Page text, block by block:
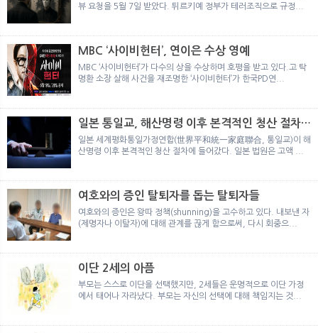
뷰 요청을 5월 7일 받았다. 튀르키예 정부가 테러조직으로 규정...
MBC ‘사이비헌터’, 연이은 수상 영예
MBC ‘사이비헌터’가 다수의 상을 수상하며 호평을 받고 있다.고 탁
명환 소장 살해 사건을 재조명한 ‘사이비헌터’가 한국PD연...
일본 통일교, 해산명령 이후 본격적인 청산 절차
돌입
일본 세계평화통일가정연합(世界平和統一家庭聯合, 통일교)이 해
산명령 이후 본격적인 청산 절차에 들어갔다. 일본 법원은 고액 ...
여호와의 증인 탈퇴자를 돕는 탈퇴자들
여호와의 증인은 왕따 정책(shunning)을 고수하고 있다. 내보낸 자
(제명자나 이탈자)에 대해 관계를 끊게 함으로써, 다시 회중으...
이단 2세의 아픔
부모는 스스로 이단을 선택했지만, 2세들은 운명적으로 이단 가정
에서 태어나 자라났다. 부모는 자신의 선택에 대해 책임지는 것...